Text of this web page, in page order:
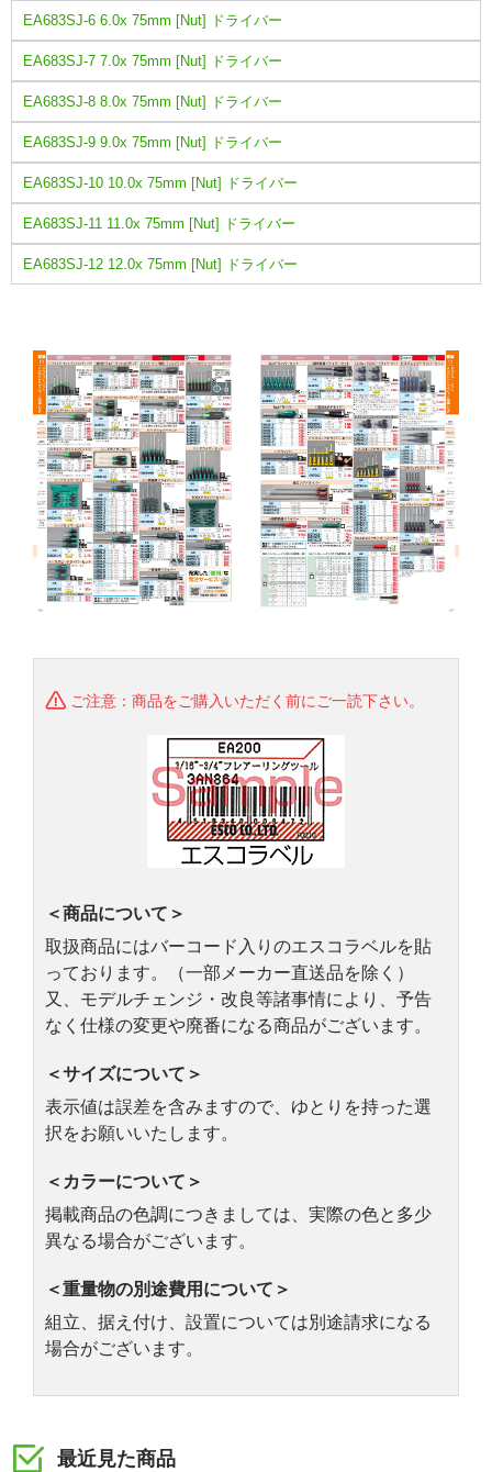
EA683SJ-6 6.0x 75mm [Nut] ドライバー
EA683SJ-7 7.0x 75mm [Nut] ドライバー
EA683SJ-8 8.0x 75mm [Nut] ドライバー
EA683SJ-9 9.0x 75mm [Nut] ドライバー
EA683SJ-10 10.0x 75mm [Nut] ドライバー
EA683SJ-11 11.0x 75mm [Nut] ドライバー
EA683SJ-12 12.0x 75mm [Nut] ドライバー
ご注意：商品をご購入いただく前にご一読下さい。
＜商品について＞
取扱商品にはバーコード入りのエスコラベルを貼
っております。（一部メーカー直送品を除く）
又、モデルチェンジ・改良等諸事情により、予告
なく仕様の変更や廃番になる商品がございます。
＜サイズについて＞
表示値は誤差を含みますので、ゆとりを持った選
択をお願いいたします。
＜カラーについて＞
掲載商品の色調につきましては、実際の色と多少
異なる場合がございます。
＜重量物の別途費用について＞
組立、据え付け、設置については別途請求になる
場合がございます。
最近見た商品